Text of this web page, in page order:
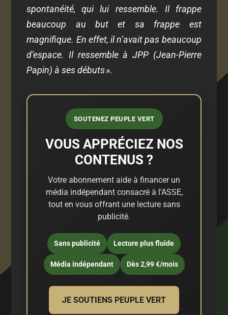
spontanéité, qui lui ressemble. Il frappe
beaucoup au but et sa frappe est
magnifique. En effet, il n’avait pas beaucoup
d’espace. Il ressemble à JPP (Jean-Pierre
Papin) à ses débuts ».
SOUTENEZ PEUPLE VERT
VOUS APPRÉCIEZ NOS
CONTENUS ?
Votre abonnement aide à financer un
média indépendant consacré à l'ASSE,
tout en vous offrant une lecture sans
publicité.
Sans publicité Lecture plus fluide
Média indépendant Dès 2,99 €/mois
JE SOUTIENS PEUPLE VERT